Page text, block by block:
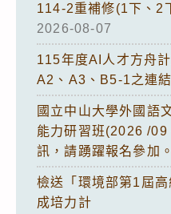
114-2重補修(1下、2
2026-08-07
115年度AI人才方舟
A2、A3、B5-1之連結
國立中山大學外國語
能力研習班(2026 /
訊，請踴躍報名參加。
檢送「環境部第1屆
成培力計